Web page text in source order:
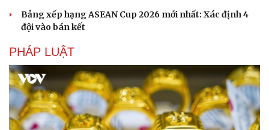
Bảng xếp hạng ASEAN Cup 2026 mới nhất: Xác định 4
đội vào bán kết
PHÁP LUẬT